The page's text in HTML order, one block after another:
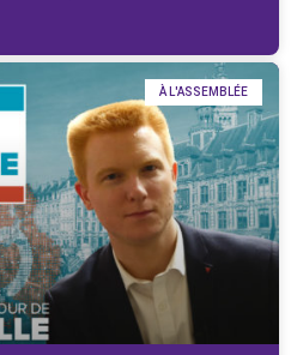
À L'ASSEMBLÉE